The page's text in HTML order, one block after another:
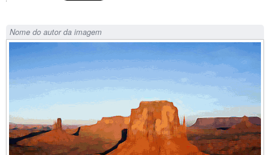
Nome do autor da imagem